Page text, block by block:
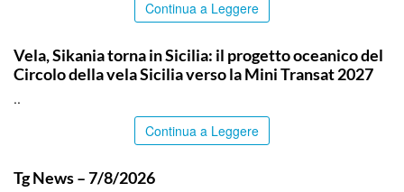
Continua a Leggere
Vela, Sikania torna in Sicilia: il progetto oceanico del
Circolo della vela Sicilia verso la Mini Transat 2027
..
Continua a Leggere
Tg News – 7/8/2026